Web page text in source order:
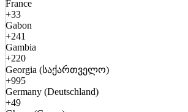
France
+33
Gabon
+241
Gambia
+220
Georgia (საქართველო)
+995
Germany (Deutschland)
+49